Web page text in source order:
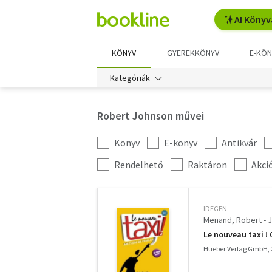
AI
KÖNYV GYEREKKÖNYV E-
Kategóriák
Robert Johnson művei
Kategória
szűrés
Könyv E-könyv
Antikvár
További
szűrők
Rendelhető Raktáron
IDEGEN
Menand, Robert -
Le nouveau taxi !
Hueber Verlag GmbH,